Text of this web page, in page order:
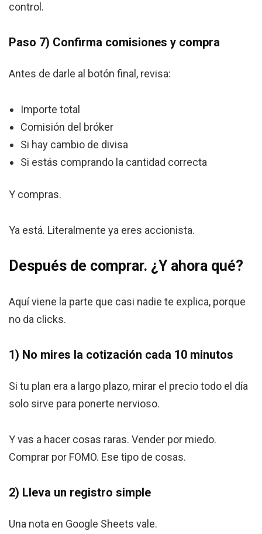
control.
Paso 7) Confirma comisiones y compra
Antes de darle al botón final, revisa:
Importe total
Comisión del bróker
Si hay cambio de divisa
Si estás comprando la cantidad correcta
Y compras.
Ya está. Literalmente ya eres accionista.
Después de comprar. ¿Y ahora qué?
Aquí viene la parte que casi nadie te explica, porque
no da clicks.
1) No mires la cotización cada 10 minutos
Si tu plan era a largo plazo, mirar el precio todo el día
solo sirve para ponerte nervioso.
Y vas a hacer cosas raras. Vender por miedo.
Comprar por FOMO. Ese tipo de cosas.
2) Lleva un registro simple
Una nota en Google Sheets vale.